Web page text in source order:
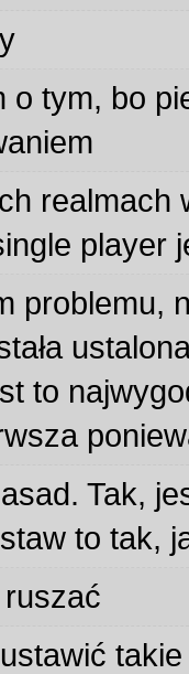
o tym, bo
realmach
player
problemu,
to
Tak,
to tak,